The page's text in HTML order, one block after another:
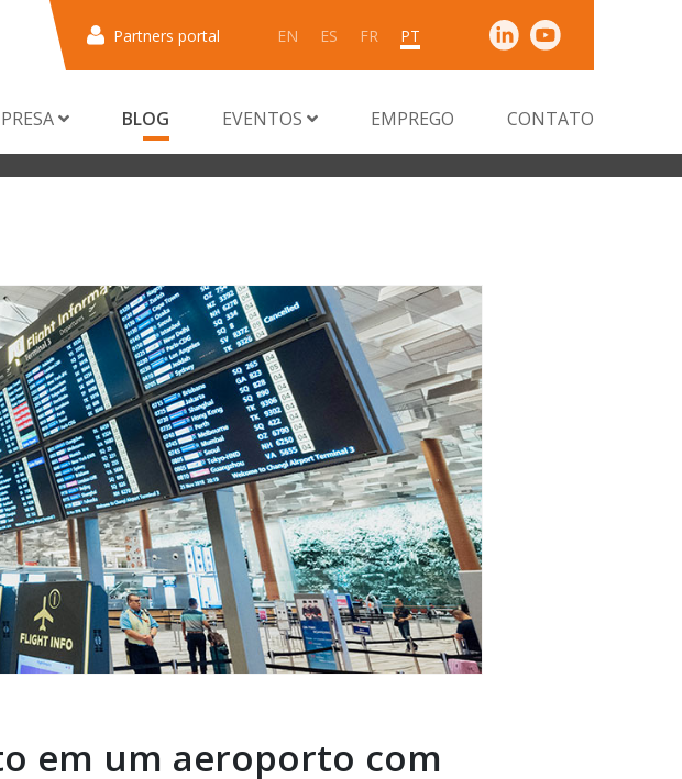
Partners portal EN ES FR PT
BLOG EVENTOS EMPREGO CONTATO
em um aeroporto com